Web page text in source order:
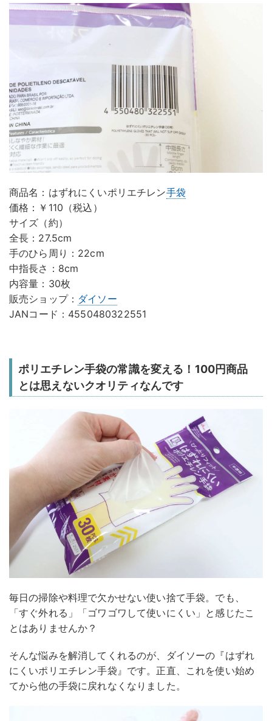
商品名：はずれにくいポリエチレン手袋
価格：￥110（税込）
サイズ（約）
全長：27.5cm
手のひら周り：22cm
中指長さ：8cm
内容量：30枚
販売ショップ： ダイソー
JANコード：4550480322551
ポリエチレン手袋の常識を変える！100円商品
とは思えないクオリティなんです
毎日の掃除や料理で欠かせない使い捨て手袋。でも、
「すぐ外れる」「ゴワゴワして使いにくい」と感じたこ
とはありませんか？
そんな悩みを解消してくれるのが、ダイソーの『はずれ
にくいポリエチレン手袋』です。正直、これを使い始め
てから他の手袋に戻れなくなりました。